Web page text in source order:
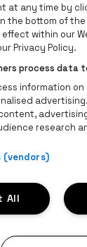
Nieuws
Pers
Contact
Instagram
Facebook
Be-At
119,
-
- IBAN: BE93
GEBABEBB
Manage
at any time by
the bottom of
within our
Privacy Policy.
process data
information on
research
All